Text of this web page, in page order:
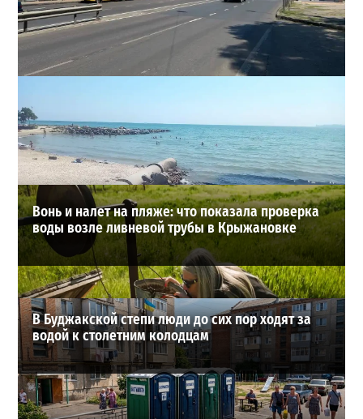
движения: что важно знать водителям
08-08-2026 в 09:29
ВИБОР РЕДАКЦИИ
Вонь и налет на пляже: что показала проверка
воды возле ливневой трубы в Крыжановке
В Буджакской степи люди до сих пор ходят за
водой к столетним колодцам